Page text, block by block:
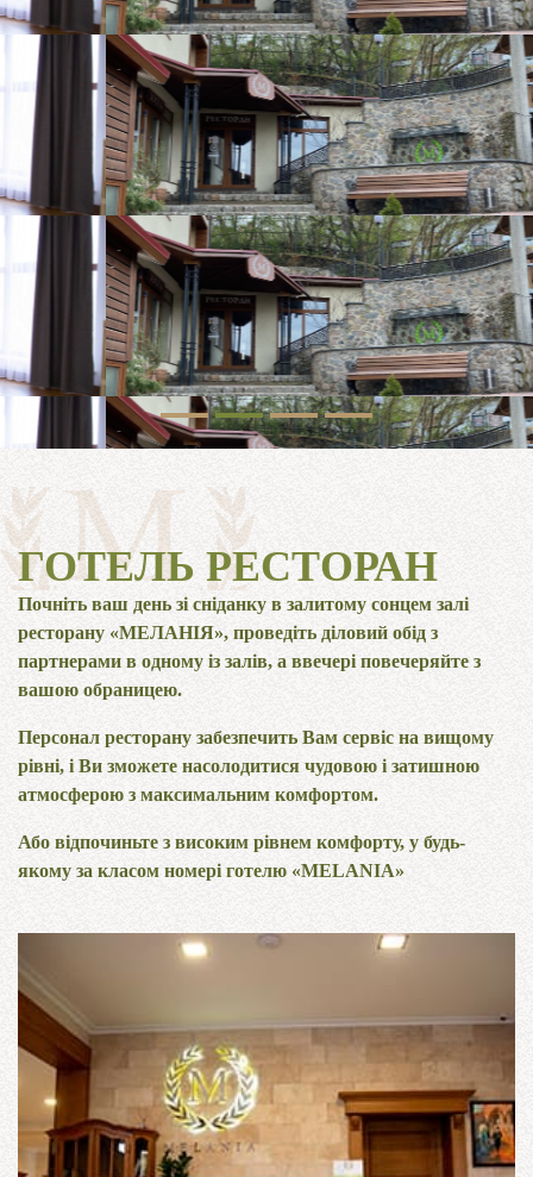
ГОТЕЛЬ РЕСТОРАН
Почніть ваш день зі сніданку в залитому сонцем залі
ресторану «МЕЛАНІЯ», проведіть діловий обід з
партнерами в одному із залів, а ввечері повечеряйте з
вашою обраницею.
Персонал ресторану забезпечить Вам сервіс на вищому
рівні, і Ви зможете насолодитися чудовою і затишною
атмосферою з максимальним комфортом.
Або відпочиньте з високим рівнем комфорту, у будь-
якому за класом номері готелю «MELANIA»